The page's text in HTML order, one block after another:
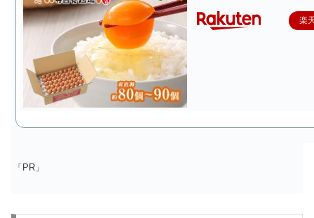
楽
「PR」